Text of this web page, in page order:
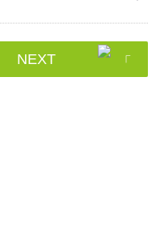
NEXT